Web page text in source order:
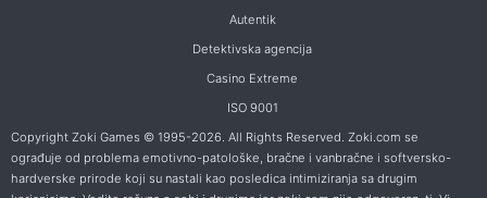
Autentik
Detektivska agencija
Casino Extreme
ISO 9001
Copyright Zoki Games © 1995-2026. All Rights Reserved. Zoki.com se
ograđuje od problema emotivno-patološke, bračne i vanbračne i softversko-
hardverske prirode koji su nastali kao posledica intimiziranja sa drugim